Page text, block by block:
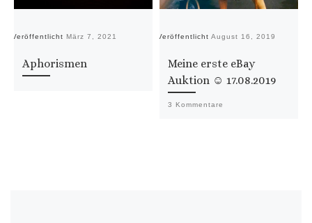
Veröffentlicht März 7, 2021
Aphorismen
Veröffentlicht August 16, 2019
Meine erste eBay
Auktion ☺ 17.08.2019
3 Kommentare